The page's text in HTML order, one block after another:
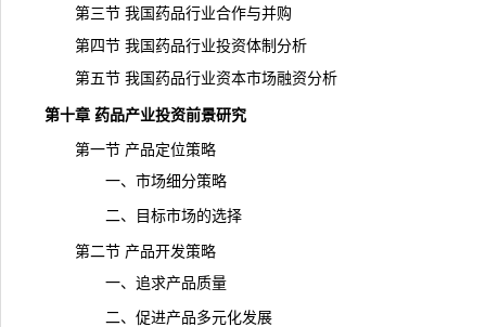
第三节 我国药品行业合作与并购
第四节 我国药品行业投资体制分析
第五节 我国药品行业资本市场融资分析
第十章 药品产业投资前景研究
第一节 产品定位策略
一、市场细分策略
二、目标市场的选择
第二节 产品开发策略
一、追求产品质量
二、促进产品多元化发展